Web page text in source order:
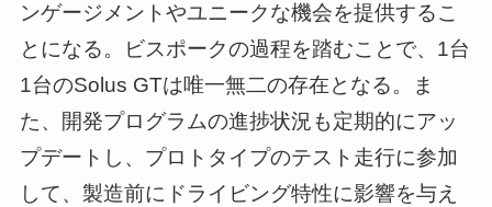
ンゲージメントやユニークな機会を提供するこ
とになる。ビスポークの過程を踏むことで、1台
1台のSolus GTは唯一無二の存在となる。ま
た、開発プログラムの進捗状況も定期的にアッ
プデートし、プロトタイプのテスト走行に参加
して、製造前にドライビング特性に影響を与え